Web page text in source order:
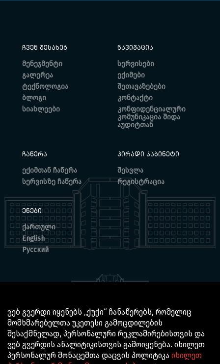
ᲩᲕᲔᲜ ᲨᲔᲡᲐᲮᲔᲑ
მენეჯმენტი
გალერეა
ტექნოლოგია
ბლოგი
სიახლეები
ᲜᲐᲕᲘᲒᲐᲪᲘᲐ
სერვისები
ექიმები
შეთავაზებები
კონტაქტი
კონფიდენციალური
კომუნიკაცია შიდა
აუდიტთან
ᲩᲐᲬᲔᲠᲐ
ექიმთან ჩაწერა
სერვისზე ჩაწერა
ᲞᲘᲠᲐᲓᲘ ᲙᲐᲑᲘᲜᲔᲢᲘ
შესვლა
რეგისტრაცია
ᲔᲜᲔᲑᲘ
ქართული
English
Русский
© 2025 BOCHORISHVILI CLINIC IS PROUDLY POWERED BY
GTN TECHNOLOGICS
ვებ გვერდი იყენებს „ქუქი“ ჩანაწერებს, რომელიც
მომხმარებელთა უკეთესი გამოცდილების
შესაქმნელად, პერსონალური რეკლამირებისთვის და
ვებ გვერდის ანალიტიკისთვის გამოიყენება. იხილეთ
პერსონალურ მონაცემთა დაცვის პოლიტიკა იხილეთ